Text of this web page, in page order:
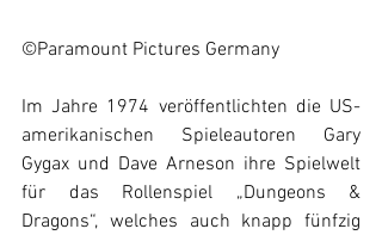
©Paramount Pictures Germany
Im Jahre 1974 veröffentlichten die US-
amerikanischen Spieleautoren Gary
Gygax und Dave Arneson ihre Spielwelt
für das Rollenspiel „Dungeons &
Dragons“, welches auch knapp fünfzig